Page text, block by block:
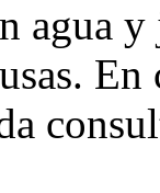
agua